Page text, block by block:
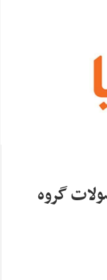
گروه